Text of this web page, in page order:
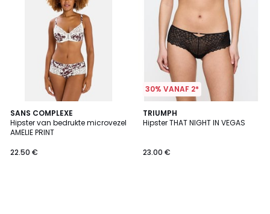
SANS COMPLEXE
Hipster van bedrukte microvezel
AMELIE PRINT
22.50 €
30% VANAF 2*
TRIUMPH
Hipster THAT NIGHT IN VEGAS
23.00 €